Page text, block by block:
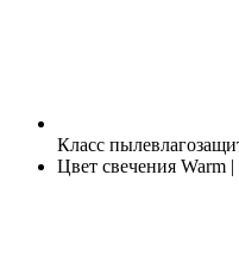
Класс
Цвет свечения Warm